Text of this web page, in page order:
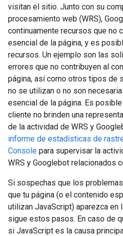
visitan el sitio. Junto con su
procesamiento web (WRS),
continuamente recursos que no
esencial de la página, y es
recursos. Un ejemplo son las
errores que no contribuyen al
página, así como otros tipos de
no se utilizan o no son
esencial de la página. Es
cliente no brinden una
de la actividad de WRS y
informe de estadísticas de
Console para supervisar la
WRS y Googlebot relacionados
Si sospechas que los
que tu página (o el contenido
utilizan JavaScript) aparezca en
sigue estos pasos. En caso de
si JavaScript es la causa